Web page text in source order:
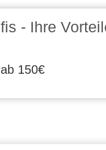
- Ihre
150€